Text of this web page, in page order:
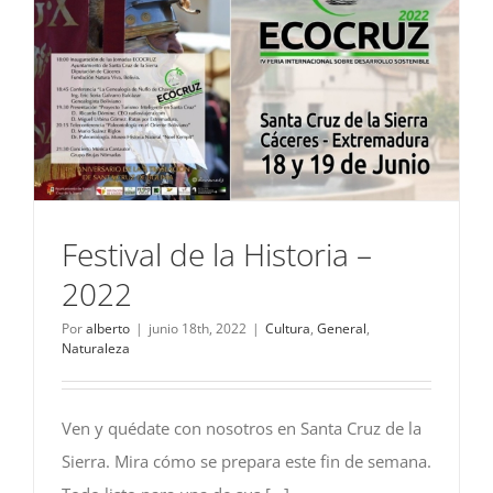
Festival de la Historia –
2022
Poralberto | junio 18th, 2022 | Cultura, General,
Naturaleza
Ven y quédate con nosotros en Santa Cruz de la
Sierra. Mira cómo se prepara este fin de semana.